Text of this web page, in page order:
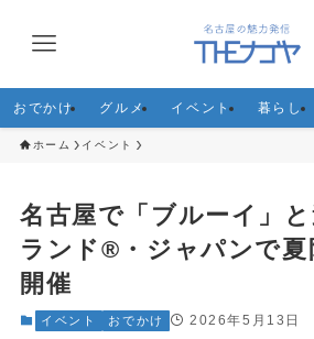
おでかけ グルメ イベント 暮らし
ホーム イベント
名古屋で「ブルーイ」
ランド®・ジャパンで夏
開催
イベント おでかけ 2026年5月13日